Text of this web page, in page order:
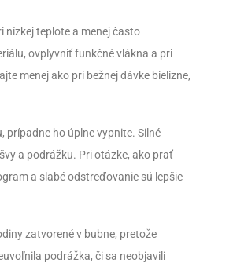
nízkej teplote a menej často
ovplyvniť funkčné vlákna a pri
menej ako pri bežnej dávke bielizne,
prípadne ho úplne vypnite. Silné
a podrážku. Pri otázke, ako prať
a slabé odstreďovanie sú lepšie
zatvorené v bubne, pretože
podrážka, či sa neobjavili